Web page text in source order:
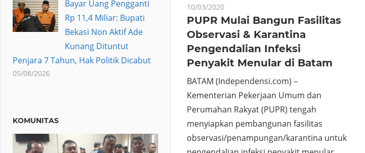
10/03/2020
PUPR Mulai Bangun Fasilitas
Observasi & Karantina
Pengendalian Infeksi
Penyakit Menular di Batam
BATAM (Independensi.com) –
Kementerian Pekerjaan Umum dan
Perumahan Rakyat (PUPR) tengah
menyiapkan pembangunan fasilitas
observasi/penampungan/karantina untuk
Bayar Uang Pengganti
Rp 11,4 Miliar: Bupati
Bekasi Non Aktif Ade
Kunang Dituntut
Penjara 7 Tahun, Hak Politik Dicabut
05/08/2026
KOMUNITAS